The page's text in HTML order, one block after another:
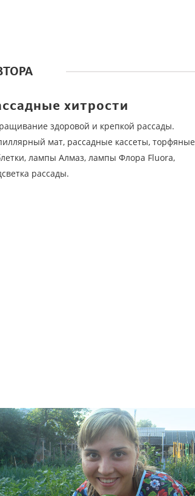
хитрости
здоровой и крепкой рассады.
мат, рассадные кассеты, торфяные
лампы Алмаз, лампы Флора Fluora,
рассады.